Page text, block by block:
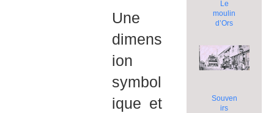
Une
dimens
ion
symbol
ique et
Le
moulin
d’Ors
Souven
irs